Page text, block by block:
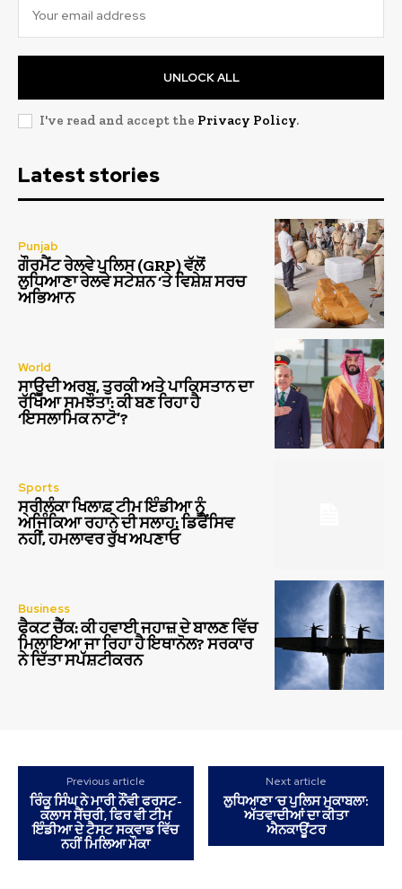
UNLOCK ALL
I've read and accept the Privacy Policy.
Latest stories
Punjab
ਗੌਰਮੈਂਟ ਰੇਲਵੇ ਪੁਲਿਸ (GRP) ਵੱਲੋਂ
ਲੁਧਿਆਣਾ ਰੇਲਵੇ ਸਟੇਸ਼ਨ ‘ਤੇ ਵਿਸ਼ੇਸ਼ ਸਰਚ
ਅਭਿਆਨ
World
ਸਾਊਦੀ ਅਰਬ, ਤੁਰਕੀ ਅਤੇ ਪਾਕਿਸਤਾਨ ਦਾ
ਰੱਖਿਆ ਸਮਝੌਤਾ: ਕੀ ਬਣ ਰਿਹਾ ਹੈ
‘ਇਸਲਾਮਿਕ ਨਾਟੋ’?
Sports
ਸ੍ਰੀਲੰਕਾ ਖਿਲਾਫ਼ ਟੀਮ ਇੰਡੀਆ ਨੂੰ
ਅਜਿੰਕਿਆ ਰਹਾਨੇ ਦੀ ਸਲਾਹ: ਡਿਫੈਂਸਿਵ
ਨਹੀਂ, ਹਮਲਾਵਰ ਰੁੱਖ ਅਪਣਾਓ
Business
ਫੈਕਟ ਚੈੱਕ: ਕੀ ਹਵਾਈ ਜਹਾਜ਼ ਦੇ ਬਾਲਣ ਵਿੱਚ
ਮਿਲਾਇਆ ਜਾ ਰਿਹਾ ਹੈ ਇਥਾਨੋਲ? ਸਰਕਾਰ
ਨੇ ਦਿੱਤਾ ਸਪੱਸ਼ਟੀਕਰਨ
Previous article
ਰਿੰਕੂ ਸਿੰਘ ਨੇ ਮਾਰੀ ਨੌਂਵੀ ਫਰਸਟ-
ਕਲਾਸ ਸੈਂਚਰੀ, ਫਿਰ ਵੀ ਟੀਮ
ਇੰਡੀਆ ਦੇ ਟੈਸਟ ਸਕਵਾਡ ਵਿੱਚ
ਨਹੀਂ ਮਿਲਿਆ ਮੌਕਾ
Next article
ਲੁਧਿਆਣਾ ‘ਚ ਪੁਲਿਸ ਮੁਕਾਬਲਾ:
ਅੱਤਵਾਦੀਆਂ ਦਾ ਕੀਤਾ
ਐਨਕਾਊਂਟਰ